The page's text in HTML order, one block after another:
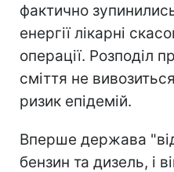
фактично
енергії лікарні
операції. Розподіл
сміття не
ризик епідемій.
Вперше держава
бензин та дизель, і